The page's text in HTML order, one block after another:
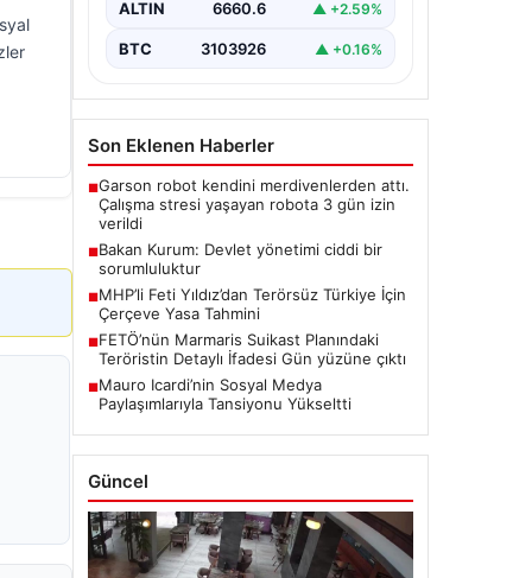
ALTIN 6660.6 ▲ +2.59%
BTC 3103926 ▲ +0.16%
Son Eklenen Haberler
■Garson robot kendini merdivenlerden attı.
Çalışma stresi yaşayan robota 3 gün izin
verildi
■Bakan Kurum: Devlet yönetimi ciddi bir
sorumluluktur
■MHP’li Feti Yıldız’dan Terörsüz Türkiye İçin
Çerçeve Yasa Tahmini
■FETÖ’nün Marmaris Suikast Planındaki
Teröristin Detaylı İfadesi Gün yüzüne çıktı
■Mauro Icardi’nin Sosyal Medya
Paylaşımlarıyla Tansiyonu Yükseltti
Güncel